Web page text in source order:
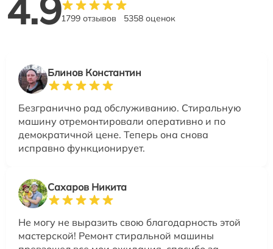
1799 отзывов 5358 оценок
Блинов Константин
Безгранично рад обслуживанию. Стиральную
машину отремонтировали оперативно и по
демократичной цене. Теперь она снова
исправно функционирует.
Сахаров Никита
Не могу не выразить свою благодарность этой
мастерской! Ремонт стиральной машины